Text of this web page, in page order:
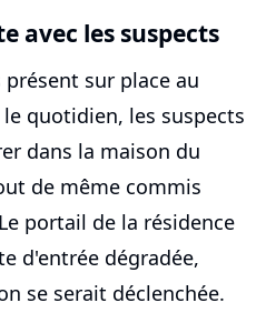
avec les suspects
sur place au
quotidien, les suspects
dans la maison du
de même commis
portail de la résidence
d'entrée dégradée,
se serait déclenchée.